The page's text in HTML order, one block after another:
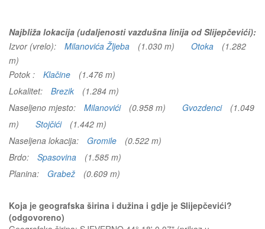
Najbliža lokacija (udaljenosti vazdušna linija od Slijepčevići):
Izvor (vrelo):
Milanovića Žljeba (1.030 m) Otoka
(1.282
m)
Potok :
Klačine
(1.476 m)
Lokalitet:
Brezik
(1.284 m)
Naseljeno mjesto:
Milanovići (0.958 m) Gvozdenci
(1.049
m)
Stojčići
(1.442 m)
Naseljena lokacija:
Gromile
(0.522 m)
Brdo:
Spasovina
(1.585 m)
Planina:
Grabež (0.609 m)
Koja je geografska širina i dužina i gdje je Slijepčevići?
(odgovoreno)